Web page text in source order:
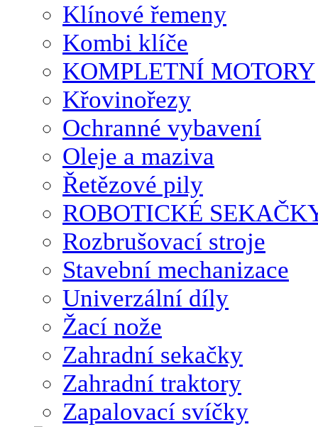
Klínové řemeny
Kombi klíče
KOMPLETNÍ MOTORY
Křovinořezy
Ochranné vybavení
Oleje a maziva
Řetězové pily
ROBOTICKÉ
Rozbrušovací stroje
Stavební mechanizace
Univerzální díly
Žací nože
Zahradní sekačky
Zahradní traktory
Zapalovací svíčky